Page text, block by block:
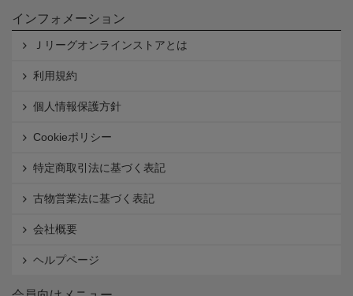
インフォメーション
Ｊリーグオンラインストアとは
利用規約
個人情報保護方針
Cookieポリシー
特定商取引法に基づく表記
古物営業法に基づく表記
会社概要
ヘルプページ